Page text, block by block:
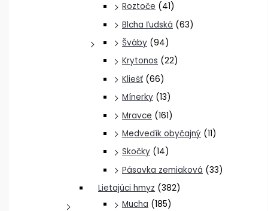
Roztoče (41)
Blcha ľudská (63)
Šváby (94)
Krytonos (22)
Kliešť (66)
Mínerky (13)
Mravce (161)
Medvedík obyčajný (11)
Skočky (14)
Pásavka zemiaková (33)
Lietajúci hmyz (382)
Mucha (185)